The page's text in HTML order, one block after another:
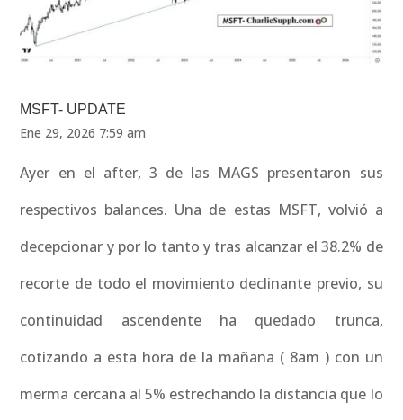
MSFT- UPDATE
Ene 29, 2026 7:59 am
Ayer en el after, 3 de las MAGS presentaron sus
respectivos balances. Una de estas MSFT, volvió a
decepcionar y por lo tanto y tras alcanzar el 38.2% de
recorte de todo el movimiento declinante previo, su
continuidad ascendente ha quedado trunca,
cotizando a esta hora de la mañana ( 8am ) con un
merma cercana al 5% estrechando la distancia que lo